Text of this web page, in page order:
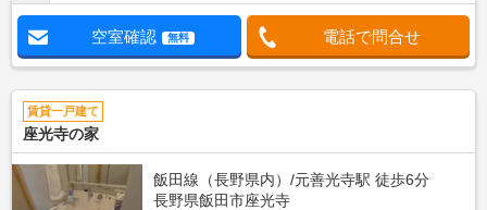
空室確認 無料 電話で問合せ
賃貸一戸建て
座光寺の家
飯田線（長野県内）/元善光寺駅 徒歩6分
長野県飯田市座光寺